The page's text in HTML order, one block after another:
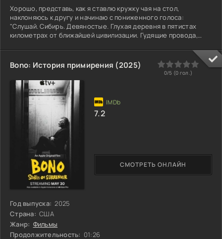
Хорошо, представь, как я ставлю кружку чая на стол,
наклоняюсь к другу и начинаю с пониженного голоса:
"Слушай. Сибирь. Девяностые. Глухая деревня в пятистах
километрах от ближайшей цивилизации. Гудящие провода,
это скука, пыльные дороги и пьяные разговоры взрослых о
непонятном "рынке". Его отец, местный милиционер, вдруг
исчезает после ночного вызова. Не в первый раз, но в этот
раз – слишком тихо, слишком
Bono: История примирения (2025)
Год выпуска: 2025
Страна: США
Жанр: Фильмы
Продолжительность: 01:26
СМОТРЕТЬ ОНЛАЙН
7.2
0 1 4 5
0/5 (0 гол.)